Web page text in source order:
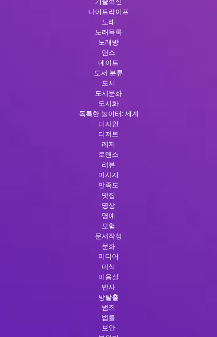
나이트라이프
노래
노래목록
노래방
댄스
데이트
도서 분류
도시
도시문화
도시화
독특한 놀이터: 세계
디자인
디저트
레저
로맨스
리뷰
마사지
만족도
맛집
명상
명예
모험
문서작성
문화
미디어
미식
미용실
반사
방탈출
범죄
법률
보안